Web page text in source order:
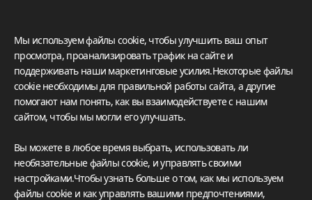
Мы используем файлы cookie, чтобы улучшить ваш опыт
просмотра, проанализировать трафик на сайте и
поддерживать наши маркетинговые усилия.Некоторые файлы
cookie необходимы для правильной работы сайта, а другие
помогают нам понять, как вы взаимодействуете с нашим
сайтом, чтобы мы могли его улучшать.
Вы можете в любое время выбрать, использовать ли
необязательные файлы cookie, и управлять своими
настройками.Чтобы узнать больше о том, как мы используем
файлы cookie и как управлять вашими предпочтениями,